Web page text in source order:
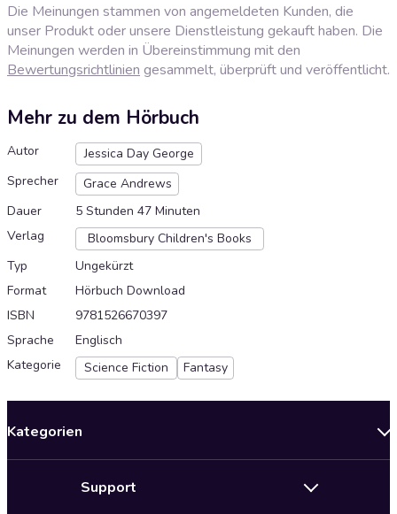
Die Meinungen stammen von angemeldeten Kunden, die
unser Produkt oder unsere Dienstleistung gekauft haben. Die
Meinungen werden in Übereinstimmung mit den
Bewertungsrichtlinien gesammelt, überprüft und veröffentlicht.
Mehr zu dem Hörbuch
Autor
Jessica Day George
Sprecher
Grace Andrews
Dauer
5 Stunden 47 Minuten
Verlag
Bloomsbury Children's Books
Typ
Ungekürzt
Format
Hörbuch Download
ISBN
9781526670397
Sprache
Englisch
Kategorie
Science Fiction Fantasy
Kategorien
Support